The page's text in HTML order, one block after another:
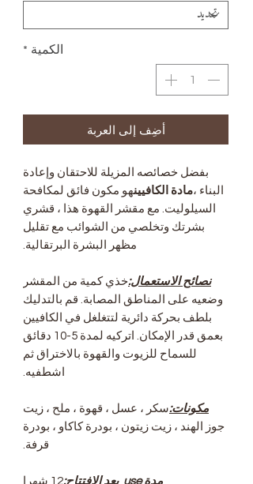
الكمية *
أضِف إلى العربة
بفضل خصائصه المزيلة للاحتقان وإعادة
البناء ،مادة الكافيينهو مكون فائق لمكافحة
السيلوليت. مع مقشر القهوة هذا ، قشري
بشرتك وتخلصي من الشوائب مع تقليل
مظهر البشرة البرتقالية.
نصائح الاستعمال:خذي كمية من المقشر
وضعيه على المناطق المصابة. قم بالتدليك
بلطف بحركة دائرية لتتغلغل في الكافيين
بعمق قدر الإمكان. اتركيه لمدة 5-10 دقائق
للسماح للزيوت والقهوة بالاختراق ثم
اشطفيه.
مكونات:سكر ، عسل ، قهوة ، ملح ، زيت
جوز الهند ، زيت زيتون ، بودرة كاكاو ، بودرة
قرفة.
مدة use بعد الافتتاح: 12 شهرا